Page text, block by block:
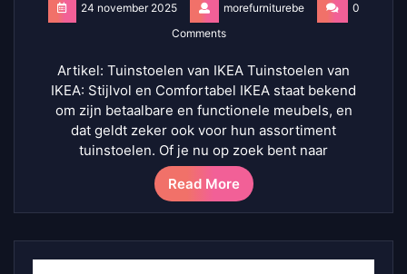
24 november 2025 morefurniturebe
0
Comments
Artikel: Tuinstoelen van IKEA Tuinstoelen van
IKEA: Stijlvol en Comfortabel IKEA staat bekend
om zijn betaalbare en functionele meubels, en
dat geldt zeker ook voor hun assortiment
tuinstoelen. Of je nu op zoek bent naar
Read More